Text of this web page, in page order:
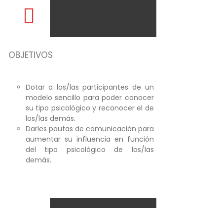
OBJETIVOS
Dotar a los/las participantes de un
modelo sencillo para poder conocer
su tipo psicológico y reconocer el de
los/las demás.
Darles pautas de comunicación para
aumentar su influencia en función
del tipo psicológico de los/las
demás.